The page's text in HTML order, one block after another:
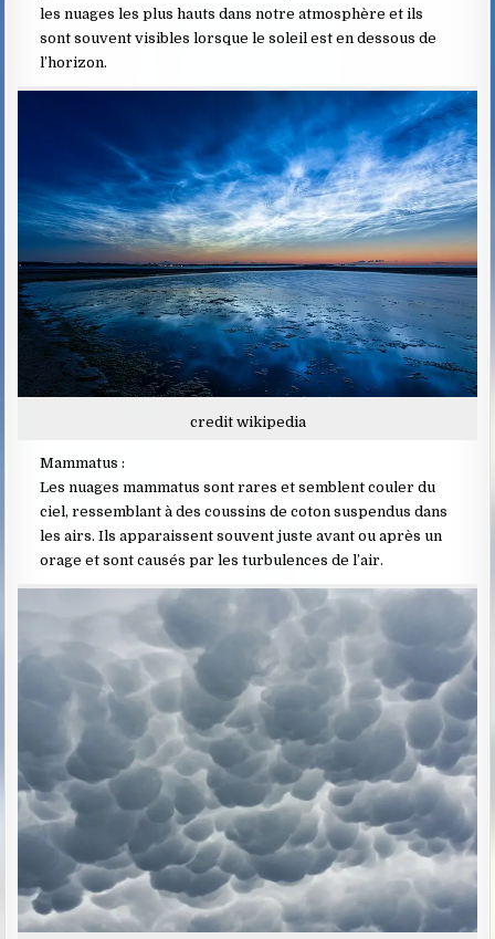
les nuages les plus hauts dans notre atmosphère et ils
sont souvent visibles lorsque le soleil est en dessous de
l’horizon.
credit wikipedia
Mammatus :
Les nuages mammatus sont rares et semblent couler du
ciel, ressemblant à des coussins de coton suspendus dans
les airs. Ils apparaissent souvent juste avant ou après un
orage et sont causés par les turbulences de l’air.